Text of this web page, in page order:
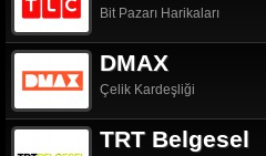
Bit Pazarı Harikaları
DMAX
Çelik Kardeşliği
TRT Belgesel